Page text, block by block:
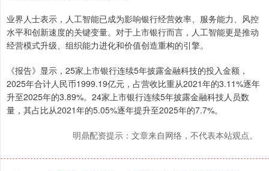
业界人士表示，人工智能已成为影响银行经营效率、服务能力、风控
水平和创新速度的关键变量。对于上市银行而言，人工智能更是推动
经营模式升级、组织能力进化和价值创造重构的引擎。
《报告》显示，25家上市银行连续5年披露金融科技的投入金额，
2025年合计人民币1999.19亿元，占营收比重从2021年的3.11%逐年
升至2025年的3.89%。24家上市银行连续5年披露金融科技人员数
量，其占比从2021年的5.05%逐年提升至2025年的7.7%。
明鼎配资提示：文章来自网络，不代表本站观点。